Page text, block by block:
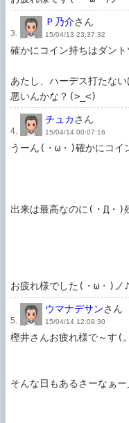
3.
Ｐ乃介さん
15/04/13 23:37:32
確かにコイン持ちはダン
あたし、ハーデス打たな
悪いんかな？(>_<)
4.
チュカさん
15/04/14 00:07:16
うーん(・ω・)確かにコイ
出来は最高なのに(・Д・)
お疲れ様でした(・ω・)ノ♪
5.
ウマナデサンさん
15/04/14 12:09:30
樫井さんお疲れ様で～す(
そんな日もあるさーなぁ